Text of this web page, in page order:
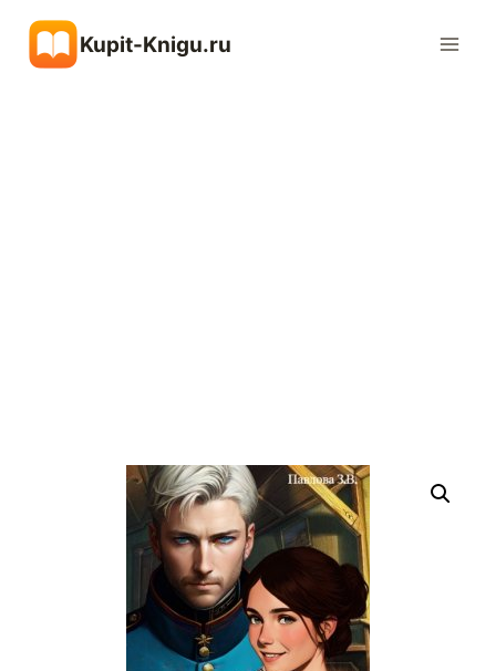
содержимому
Kupit-Knigu.ru